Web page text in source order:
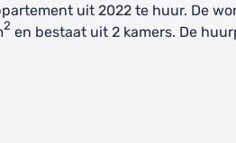
uit 2022 te huur. De
2 en bestaat uit 2 kamers. De